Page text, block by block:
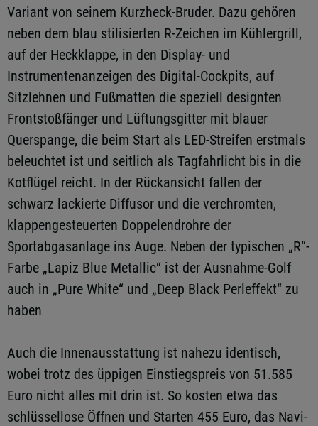
Variant von seinem Kurzheck-Bruder. Dazu gehören
neben dem blau stilisierten R-Zeichen im Kühlergrill,
auf der Heckklappe, in den Display- und
Instrumentenanzeigen des Digital-Cockpits, auf
Sitzlehnen und Fußmatten die speziell designten
Frontstoßfänger und Lüftungsgitter mit blauer
Querspange, die beim Start als LED-Streifen erstmals
beleuchtet ist und seitlich als Tagfahrlicht bis in die
Kotflügel reicht. In der Rückansicht fallen der
schwarz lackierte Diffusor und die verchromten,
klappengesteuerten Doppelendrohre der
Sportabgasanlage ins Auge. Neben der typischen „R“-
Farbe „Lapiz Blue Metallic“ ist der Ausnahme-Golf
auch in „Pure White“ und „Deep Black Perleffekt“ zu
haben
Auch die Innenausstattung ist nahezu identisch,
wobei trotz des üppigen Einstiegspreis von 51.585
Euro nicht alles mit drin ist. So kosten etwa das
schlüssellose Öffnen und Starten 455 Euro, das Navi-